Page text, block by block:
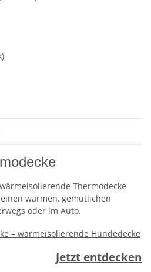
Thermodecke
warmen, gemütlichen
oder im Auto.
Jetzt entdecken